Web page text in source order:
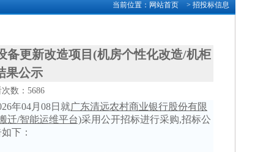
中山市东凤人民医院血液透析滤过机采购项目成
湖南银行“乐享消费·金融‘湘’邀”金融消费专项活
当前位置： 网站首页 > 招投标信息
备更新改造项目(机房个性化改造/机柜
果公示
数：5686
年04月08日 就广东清远农村商业银行股份有限
迁/智能运维平台)采用公开招标进行采购,招标公
下：